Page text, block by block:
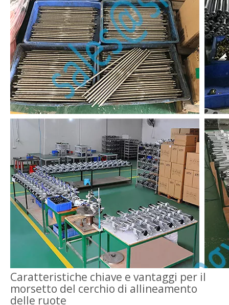
Caratteristiche chiave e vantaggi per il
morsetto del cerchio di allineamento
delle ruote